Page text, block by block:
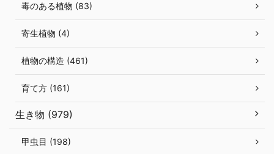
毒のある植物 (83)
寄生植物 (4)
植物の構造 (461)
育て方 (161)
生き物 (979)
甲虫目 (198)